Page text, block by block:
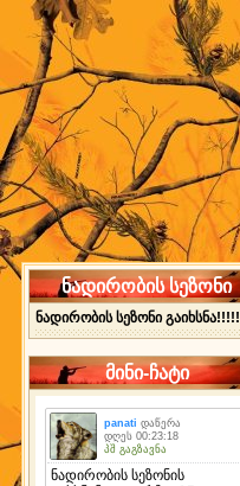
ნადირობის სეზონი
ნადირობის სეზონი გაიხსნა!!!!!
მინი-ჩატი